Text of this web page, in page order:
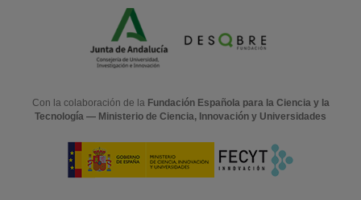
Con la colaboración de la Fundación Española para la Ciencia y la
Tecnología — Ministerio de Ciencia, Innovación y Universidades